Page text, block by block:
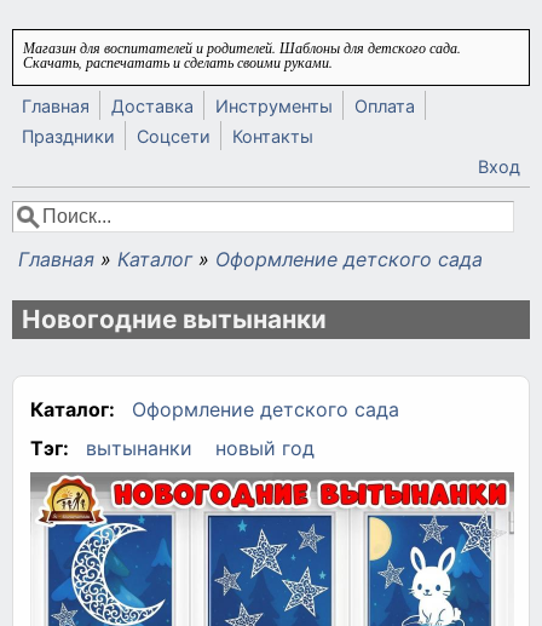
Перейти к основному содержанию
Магазин для воспитателей и родителей. Шаблоны для детского сада.
Скачать, распечатать и сделать своими руками.
Главная Доставка Инструменты
Оплата
Праздники
Соцсети
Контакты
Вход
Форма поиска
Поиск
Вы здесь
Главная » Каталог » Оформление детского сада
Новогодние вытынанки
Каталог:
Оформление детского сада
Тэг:
вытынанки новый год